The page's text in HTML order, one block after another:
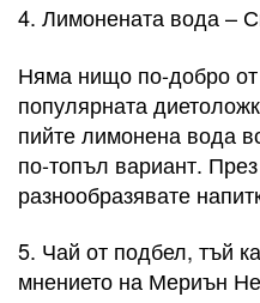
4. Лимонената вода –
Няма нищо по-добро от
популярната
пийте лимонена вода
по-топъл вариант.
разнообразявате
5. Чай от подбел, тъй
мнението на Мериън